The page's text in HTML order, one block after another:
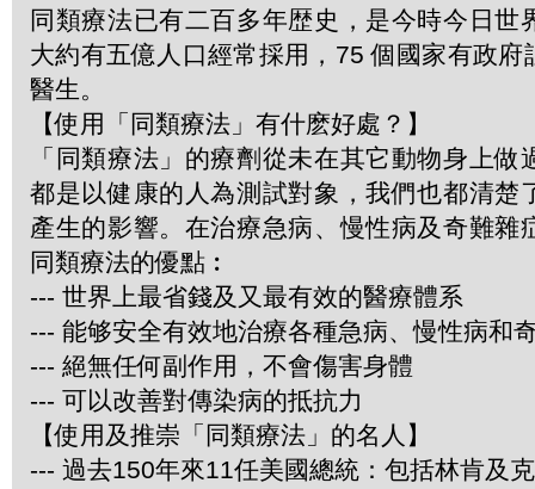
同類療法已有二百多年歴史，是今時今日世
大約有五億人口經常採用，75 個國家有政府
醫生。
【使用「同類療法」有什麽好處？】
「同類療法」的療劑從未在其它動物身上做
都是以健康的人為測試對象，我們也都清楚
產生的影響。在治療急病、慢性病及奇難雜
同類療法的優點︰
--- 世界上最省錢及又最有效的醫療體系
--- 能够安全有效地治療各種急病、慢性病和
--- 絕無任何副作用，不會傷害身體
--- 可以改善對傳染病的抵抗力
【使用及推崇「同類療法」的名人】
--- 過去150年來11任美國總統：包括林肯及